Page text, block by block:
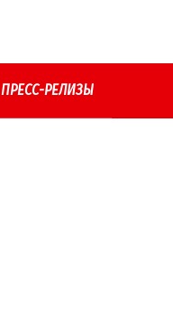
ПРЕСС-РЕЛИЗЫ